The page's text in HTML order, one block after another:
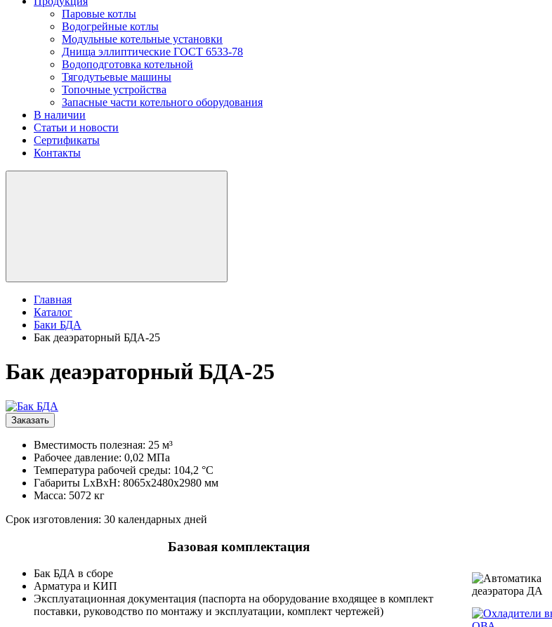
Паровые котлы
Водогрейные котлы
Модульные котельные установки
Днища эллиптические ГОСТ 6533-78
Водоподготовка котельной
Тягодутьевые машины
Топочные устройства
Запасные части котельного оборудования
В наличии
Статьи и новости
Сертификаты
Контакты
Главная
Каталог
Баки БДА
Бак деаэраторный БДА-25
Бак деаэраторный БДА-25
Заказать
Вместимость полезная: 25 м³
Рабочее давление: 0,02 МПа
Температура рабочей среды: 104,2 °С
Габариты LxBxH: 8065х2480х2980 мм
Масса: 5072 кг
Срок изготовления: 30 календарных дней
Базовая комплектация
Бак БДА в сборе
Арматура и КИП
Эксплуатационная документация (паспорта на оборудование входящее в комплект
поставки, руководство по монтажу и эксплуатации, комплект чертежей)